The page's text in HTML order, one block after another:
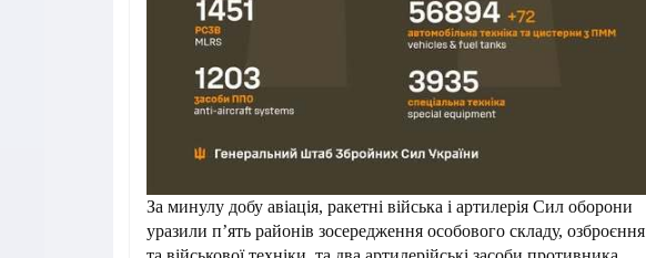
За минулу добу авіація, ракетні війська і артилерія Сил оборони
уразили п’ять районів зосередження особового складу, озброєння